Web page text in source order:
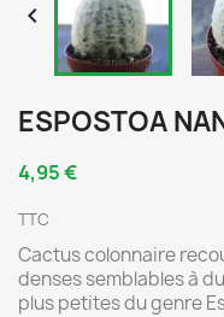

ESPOSTOA
4,95 €
TTC
Cactus colonnaire
denses semblables à
plus petites du genre